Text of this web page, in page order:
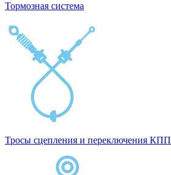
Тормозная система
Тросы сцепления и переключения КПП